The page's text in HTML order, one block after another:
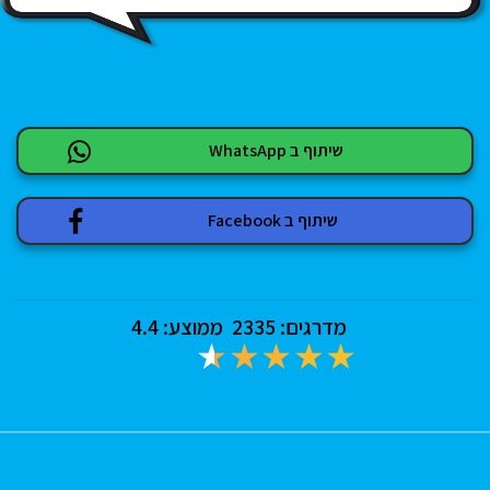
שיתוף ב WhatsApp
שיתוף ב Facebook
מדרגים: 2335 ממוצע:4.4